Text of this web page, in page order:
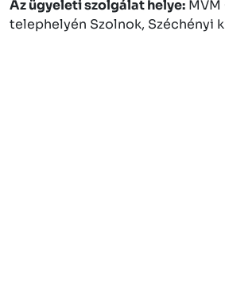
Az ügyeleti szolgálat helye: MVM
telephelyén Szolnok, Széchényi